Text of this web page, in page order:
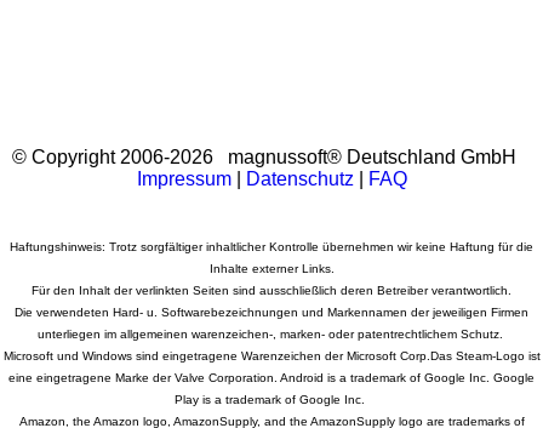
© Copyright 2006-2026 magnussoft® Deutschland GmbH
Impressum| Datenschutz FAQ
Haftungshinweis: Trotz sorgfältiger inhaltlicher Kontrolle übernehmen wir keine Haftung für die
Inhalte externer Links.
Für den Inhalt der verlinkten Seiten sind ausschließlich deren Betreiber verantwortlich.
Die verwendeten Hard- u. Softwarebezeichnungen und Markennamen der jeweiligen Firmen
unterliegen im allgemeinen warenzeichen-, marken- oder patentrechtlichem Schutz.
Microsoft und Windows sind eingetragene Warenzeichen der Microsoft Corp.Das Steam-Logo ist
eine eingetragene Marke der Valve Corporation. Android is a trademark of Google Inc. Google
Play is a trademark of Google Inc.
Amazon, the Amazon logo, AmazonSupply, and the AmazonSupply logo are trademarks of